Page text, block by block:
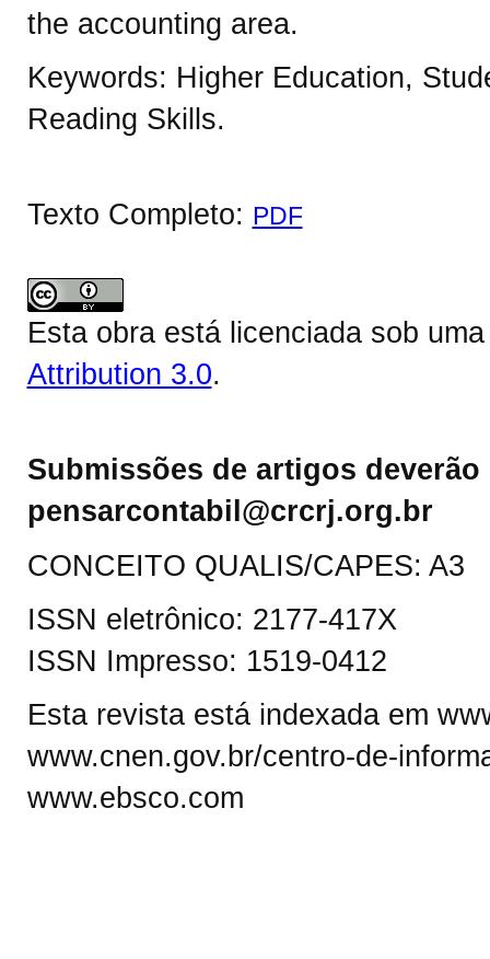
the accounting area.
Keywords: Higher Education,
Reading Skills.
Texto Completo: PDF
Esta obra está licenciada sob
Attribution 3.0.
Submissões de artigos
pensarcontabil@crcrj.org.br
CONCEITO QUALIS/CAPES: A3
ISSN eletrônico: 2177-417X
ISSN Impresso: 1519-0412
Esta revista está indexada em
www.cnen.gov.br/centro-de-
www.ebsco.com